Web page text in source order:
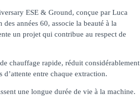
ESE & Ground, conçue par Luca
années 60, associe la beauté à la
un projet qui contribue au respect de
chauffage rapide, réduit considérablement
entre chaque extraction.
une longue durée de vie à la machine.